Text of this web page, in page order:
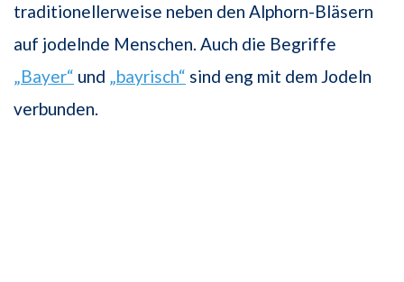
traditionellerweise neben den Alphorn-Bläsern
auf jodelnde Menschen. Auch die Begriffe
„Bayer“ und „bayrisch“ sind eng mit dem Jodeln
verbunden.